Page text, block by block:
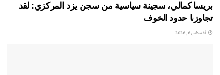
بريسا كمالي، سجينة سياسية من سجن يزد المركزي: لقد
تجاوزنا حدود الخوف
أغسطس 6, 2026